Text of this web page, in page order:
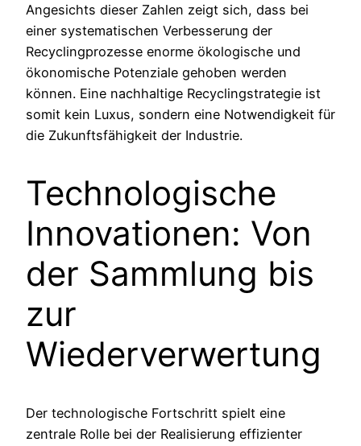
Angesichts dieser Zahlen zeigt sich, dass bei
einer systematischen Verbesserung der
Recyclingprozesse enorme ökologische und
ökonomische Potenziale gehoben werden
können. Eine nachhaltige Recyclingstrategie ist
somit kein Luxus, sondern eine Notwendigkeit für
die Zukunftsfähigkeit der Industrie.
Technologische
Innovationen: Von
der Sammlung bis
zur
Wiederverwertung
Der technologische Fortschritt spielt eine
zentrale Rolle bei der Realisierung effizienter